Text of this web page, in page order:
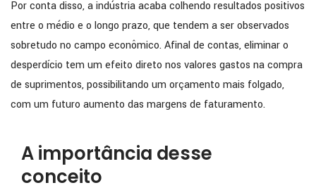
Por conta disso, a indústria acaba colhendo resultados positivos
entre o médio e o longo prazo, que tendem a ser observados
sobretudo no campo econômico. Afinal de contas, eliminar o
desperdício tem um efeito direto nos valores gastos na compra
de suprimentos, possibilitando um orçamento mais folgado,
com um futuro aumento das margens de faturamento.
A importância desse
conceito